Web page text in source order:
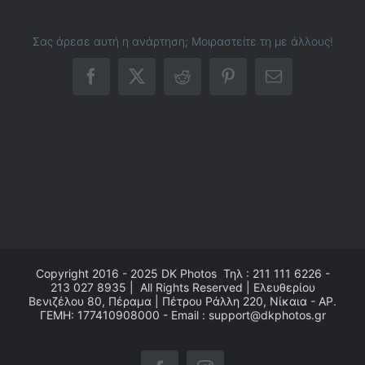
Σας άρεσε αυτή η ανάρτηση; Μοιραστείτε τη με άλλους!
Facebook
X RedditPinterestEmail
Copyright 2016 - 2025 DK PhotosΤηλ : 211 111 6226 -
213 027 8935 | All Rights Reserved | Ελευθερίου
Βενιζέλου 80, Πέραμα | Πέτρου Ράλλη 220, Νίκαια - ΑΡ.
ΓΕΜΗ: 177410908000 - Email : support@dkphotos.gr